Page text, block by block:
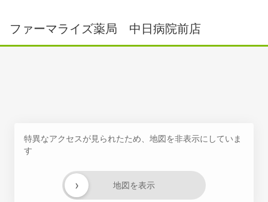
ファーマライズ薬局 中日病院前店
特異なアクセスが見られたため、地図を非表示にしていま
す
地図を表示
›